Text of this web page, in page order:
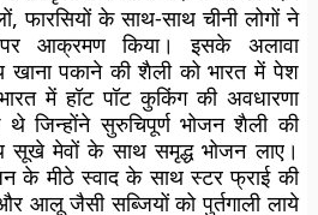
फारसियों के साथ-साथ चीनी लोगों ने
आक्रमण किया। इसके अलावा
खाना पकाने की शैली को भारत में पेश
में हॉट पॉट कुकिंग की अवधारणा
जिन्होंने सुरुचिपूर्ण भोजन शैली की
मेवों के साथ समृद्ध भोजन लाए।
के मीठे स्वाद के साथ स्टर फ्राई की
आलू जैसी सब्जियों को पुर्तगाली लाये